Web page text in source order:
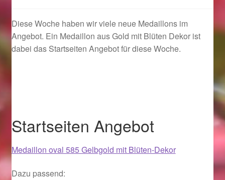
Geschenkideen für Weihnachten 2023
Geschenkideen für Weihnachten 2025
Halloween Schmuck online kaufen 2016
Halloween Schmuck online kaufen 2017
Diese Woche haben wir viele neue Medaillons im
Angebot. Ein Medaillon aus Gold mit Blüten Dekor ist
dabei das Startseiten Angebot für diese Woche.
Startseiten Angebot
Medaillon oval 585 Gelbgold mit Blüten-Dekor
Dazu passend: